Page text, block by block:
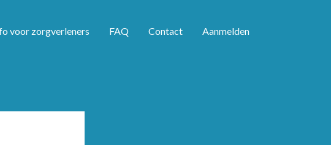
voor zorgverleners FAQ Contact Aanmelden